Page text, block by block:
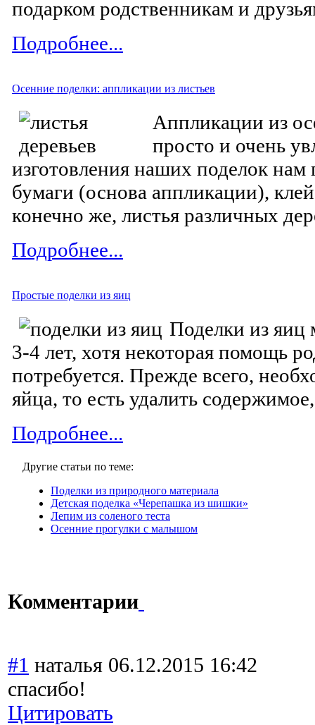
подарком родственникам и
Подробнее...
Осенние поделки: аппликации из листьев
Аппликации из
просто и очень
изготовления наших поделок нам
бумаги (основа аппликации),
конечно же, листья различных
Подробнее...
Простые поделки из яиц
Поделки из яиц
3-4 лет, хотя некоторая помощь
потребуется. Прежде всего,
яйца, то есть удалить
Подробнее...
Другие статьи по теме:
Поделки из природного материала
Детская поделка «Черепашка из шишки»
Лепим из соленого теста
Осенние прогулки с малышом
Комментарии
#1 наталья 06.12.2015 16:42
спасибо!
Цитировать